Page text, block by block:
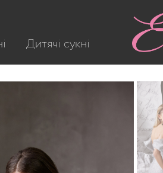
сукня V 962
Дитячі сукні